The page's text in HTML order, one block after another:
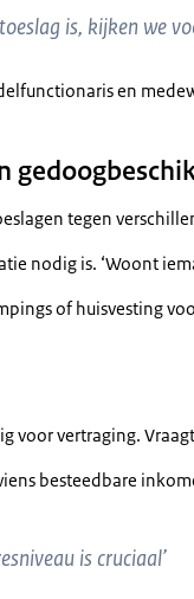
is, kijken we
en
tegen
nodig is. ‘Woont
of huisvesting
voor vertraging.
besteedbare
is cruciaal’